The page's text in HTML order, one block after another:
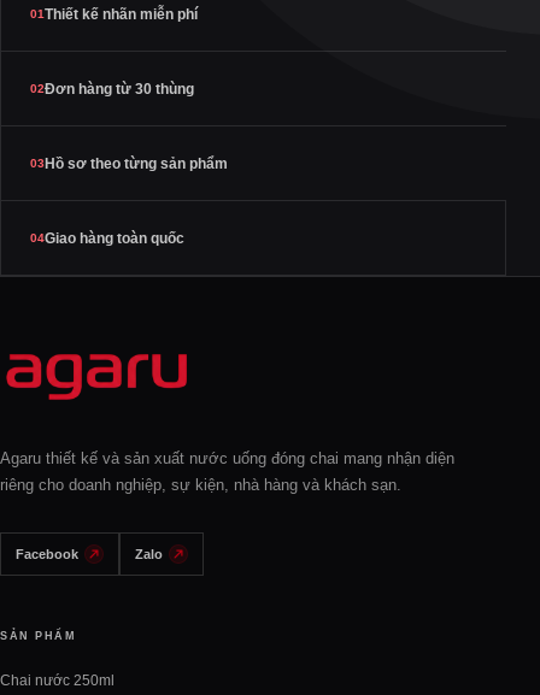
01Thiết kế nhãn miễn phí
02Đơn hàng từ 30 thùng
03Hồ sơ theo từng sản phẩm
04Giao hàng toàn quốc
Agaru thiết kế và sản xuất nước uống đóng chai mang nhận diện
riêng cho doanh nghiệp, sự kiện, nhà hàng và khách sạn.
Facebook Zalo
SẢN PHẨM
Chai nước 250ml